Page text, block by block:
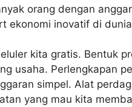
orang dengan
ekonomi inovatif di
kita gratis. Bentuk
usaha. Perlengkapan
simpel. Alat
yang mau kita